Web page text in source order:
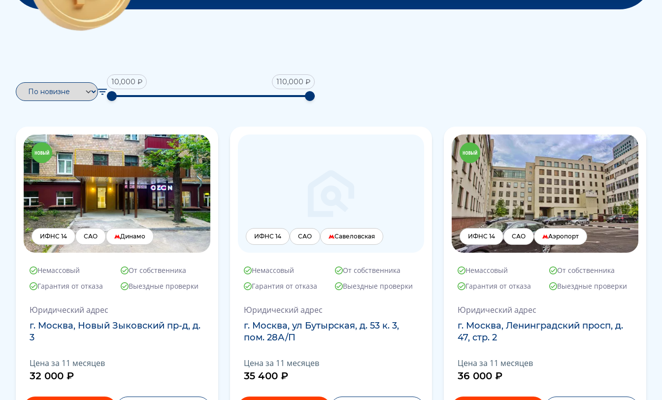
10,000 ₽ 110,000 ₽
ИФНС 14 САО Динамо
Немассовый
От собственника
Гарантия от отказа
Выездные проверки
Юридический адрес
г. Москва, Новый Зыковский пр-д, д.
3
Цена за 11 месяцев
32 000 ₽
ИФНС 14 САО Савеловская
Немассовый
От собственника
Гарантия от отказа
Выездные проверки
Юридический адрес
г. Москва, ул Бутырская, д. 53 к. 3,
пом. 28А/П
Цена за 11 месяцев
35 400 ₽
ИФНС 14 САО Аэропорт
Немассовый
От собственника
Гарантия от отказа
Выездные проверки
Юридический адрес
г. Москва, Ленинградский просп, д.
47, стр. 2
Цена за 11 месяцев
36 000 ₽